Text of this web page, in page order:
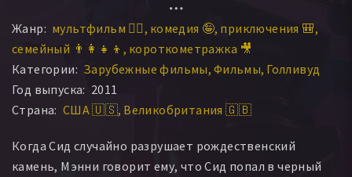
Крис Уэдж
Джош Пек Эллери Спрейберри Изабелла Акрес
Сиэра Браво
Джошуа Раш Эшли Пелдон
Тейулер Эндер Мэтт Нолан Рэймонд Очоа
Жаклин Пиньоль
Шэйн Свит Даниэль Хартнет Сет Роберт Даски
Джордан Фридлендер
Жанр: мультфильм 🧚‍♀️ комедия 🤪 приключения 🎒
семейный 👨‍👩‍👧‍👦
короткометражка 🎥
Категории: Зарубежные фильмы Фильмы Голливуд
Год выпуска: 2011
Страна: США 🇺🇸 Великобритания 🇬🇧
Когда Сид случайно разрушает рождественский
камень, Мэнни говорит ему, что Сид попал в черный